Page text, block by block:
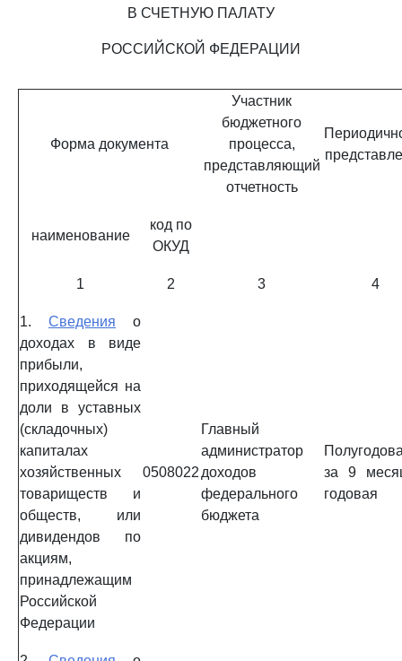
В СЧЕТНУЮ ПАЛАТУ
РОССИЙСКОЙ ФЕДЕРАЦИИ
Форма документа
Участник
бюджетного
процесса,
представляющий
отчетность
наименование
код по
ОКУД
1 2 3 4
1. Сведения о
доходах в виде
прибыли,
приходящейся на
доли в уставных
(складочных)
капиталах
хозяйственных
товариществ и
обществ, или
дивидендов по
акциям,
принадлежащим
Российской
Федерации
0508022
Главный
администратор
доходов
федерального
бюджета
за 9
годовая